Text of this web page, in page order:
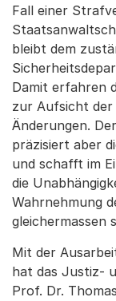
Fall einer
bleibt dem
Damit erfahren
zur Aufsicht
Änderungen.
präzisiert aber
und schafft im
die
Wahrnehmung
gleichermassen
Mit der
hat das Justiz-
Prof. Dr.